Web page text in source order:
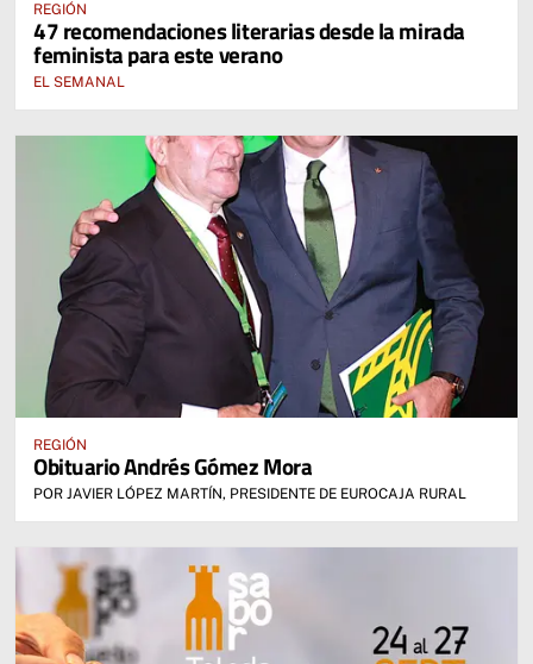
REGIÓN
47 recomendaciones literarias desde la mirada
feminista para este verano
EL SEMANAL
REGIÓN
Obituario Andrés Gómez Mora
POR JAVIER LÓPEZ MARTÍN, PRESIDENTE DE EUROCAJA RURAL